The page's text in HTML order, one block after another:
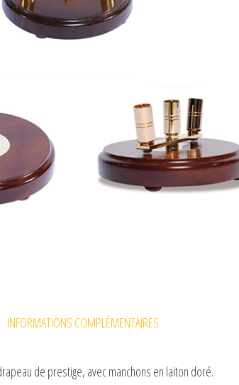
INFORMATIONS COMPLÉMENTAIRES
de prestige, avec manchons en laiton doré.